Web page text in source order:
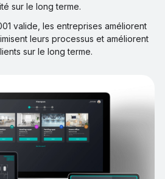
sur le long terme.
valide, les entreprises améliorent
leurs processus et améliorent
sur le long terme.